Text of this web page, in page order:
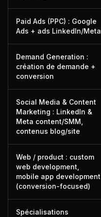
Paid Ads (PPC) : Google
Ads + ads LinkedIn/Meta
Demand Generation :
création de demande +
conversion
Social Media & Content
Marketing : LinkedIn &
Meta content/SMM,
contenus blog/site
Web / product : custom
web development,
mobile app development
(conversion-focused)
Spécialisations